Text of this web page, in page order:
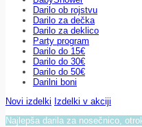
Darilo ob rojstvu
Darilo za dečka
Darilo za deklico
Party program
Darilo do 15€
Darilo do 30€
Darilo do 50€
Darilni boni
Novi izdelki Izdelki v akciji
Najlepša darila za nosečnico,